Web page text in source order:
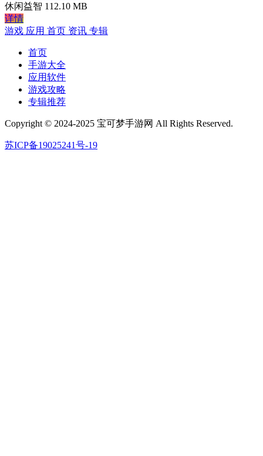
休闲益智 112.10 MB
详情
游戏 应用 首页 资讯 专辑
首页
手游大全
应用软件
游戏攻略
专辑推荐
Copyright © 2024-2025 宝可梦手游网 All Rights Reserved.
苏ICP备19025241号-19